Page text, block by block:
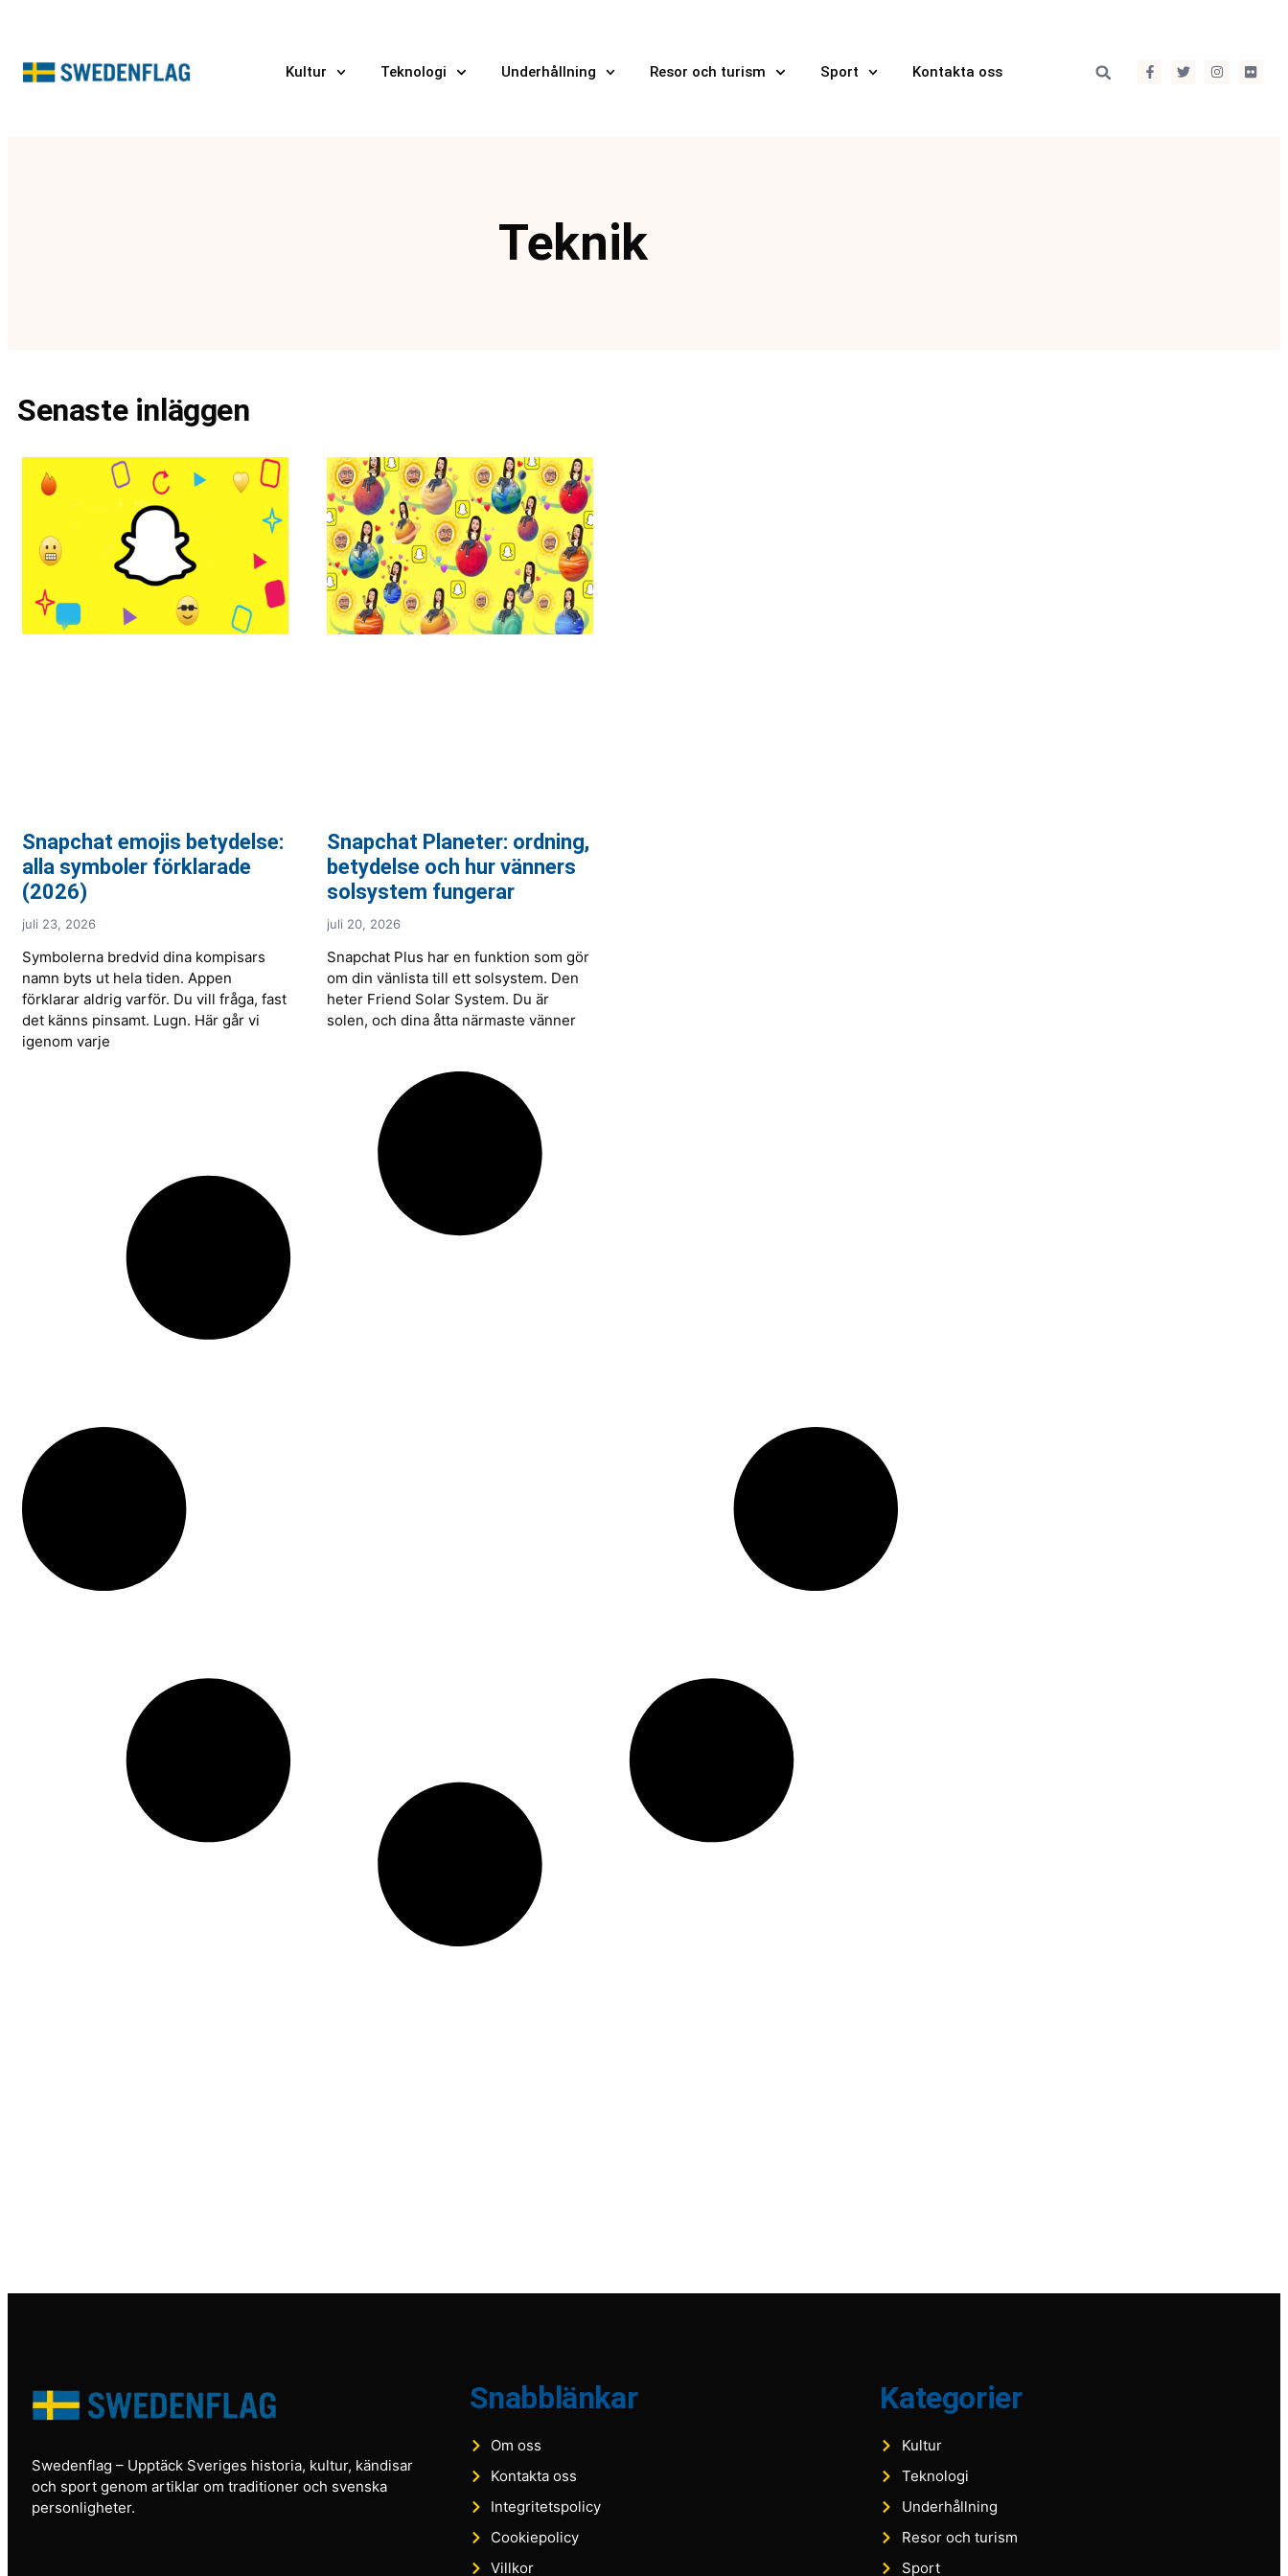
Kultur Teknologi Underhållning Resor och turism Sport Kontakta oss
Teknik
Senaste inläggen
Snapchat emojis betydelse:
alla symboler förklarade
(2026)
juli 23, 2026
Symbolerna bredvid dina kompisars
namn byts ut hela tiden. Appen
förklarar aldrig varför. Du vill fråga, fast
det känns pinsamt. Lugn. Här går vi
igenom varje
Snapchat Planeter: ordning,
betydelse och hur vänners
solsystem fungerar
juli 20, 2026
Snapchat Plus har en funktion som gör
om din vänlista till ett solsystem. Den
heter Friend Solar System. Du är
solen, och dina åtta närmaste vänner
Swedenflag – Upptäck Sveriges historia, kultur, kändisar
och sport genom artiklar om traditioner och svenska
personligheter.
Snabblänkar
Om oss
Kontakta oss
Integritetspolicy
Cookiepolicy
Villkor
Kategorier
Kultur
Teknologi
Underhållning
Resor och turism
Sport